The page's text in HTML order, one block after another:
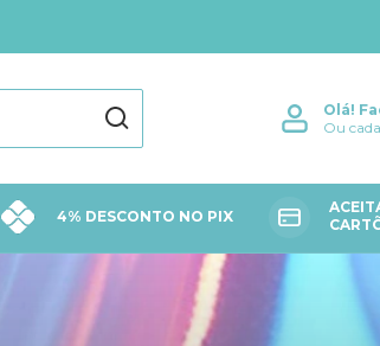
Olá!
Ou
4% DESCONTO NO PIX